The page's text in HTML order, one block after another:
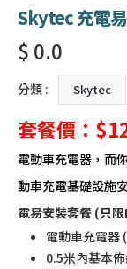
Skytec 充電
$ 0.0
分類 : Skytec
套餐價：
電動車充電器，而
動車充電基礎設施
電易安裝套餐 (只限
電動車充電器
0.5米內基本